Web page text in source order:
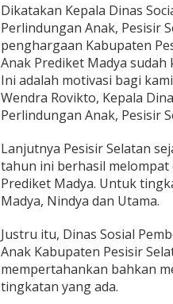
i
r
S
e
l
a
a
n
a
p
a
t
K
b
u
p
a
t
Dikatakan Kepala Dinas
Perlindungan Anak, Pesisir
penghargaan Kabupaten
Anak Prediket Madya
Ini adalah motivasi bagi
Wendra Rovikto, Kepala
Perlindungan Anak, Pesisir
Lanjutnya Pesisir Selatan
tahun ini berhasil melompat
Prediket Madya. Untuk
Madya, Nindya dan Utama.
Justru itu, Dinas Sosial
Anak Kabupaten Pesisir
mempertahankan bahkan
tingkatan yang ada.